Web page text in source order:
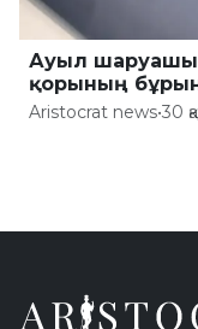
Ауыл
қорының
Aristocrat news•30